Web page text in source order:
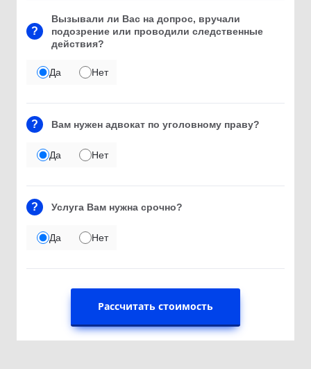
?
Вызывали ли Вас на допрос, вручали
подозрение или проводили следственные
действия?
Да Нет
? Вам нужен адвокат по уголовному праву?
Да Нет
? Услуга Вам нужна срочно?
Да Нет
Рассчитать стоимость